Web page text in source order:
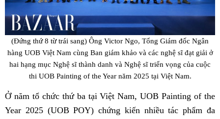
(Đứng thứ 8 từ trái sang) Ông Victor Ngo, Tổng Giám đốc Ngân
hàng UOB Việt Nam cùng Ban giám khảo và các nghệ sĩ đạt giải ở
hai hạng mục Nghệ sĩ thành danh và Nghệ sĩ triển vọng của cuộc
thi UOB Painting of the Year năm 2025 tại Việt Nam.
Ở năm tổ chức thứ ba tại Việt Nam, UOB Painting of the
Year 2025 (UOB POY) chứng kiến nhiều tác phẩm đa